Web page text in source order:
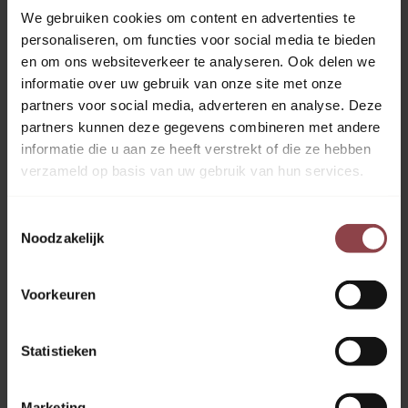
We gebruiken cookies om content en advertenties te
personaliseren, om functies voor social media te bieden
en om ons websiteverkeer te analyseren. Ook delen we
informatie over uw gebruik van onze site met onze
partners voor social media, adverteren en analyse. Deze
partners kunnen deze gegevens combineren met andere
informatie die u aan ze heeft verstrekt of die ze hebben
verzameld op basis van uw gebruik van hun services.
Noodzakelijk
Voorkeuren
Statistieken
zelfvertrouwen, plannen en actief leren, gekoppeld
aan vakinhoudelijke hulp, extra te ondersteunen.
Wij maken samen met u een plan op maat om uw
leerlingen op gebied van motivatie,
zelfvertrouwen, plannen en actief leren, gekoppeld
aan vakinhoudelijke hulp, extra te ondersteunen.